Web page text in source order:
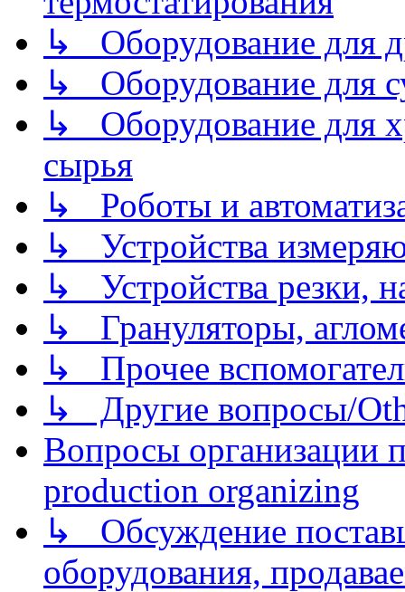
↳ Оборудование для
↳ Оборудование для
↳ Оборудование для
сырья
↳ Роботы и
↳ Устройства
↳ Устройства резки,
↳ Грануляторы,
↳ Прочее
↳ Другие вопросы/
Вопросы организации
production organizing
↳ Обсуждение
оборудования,